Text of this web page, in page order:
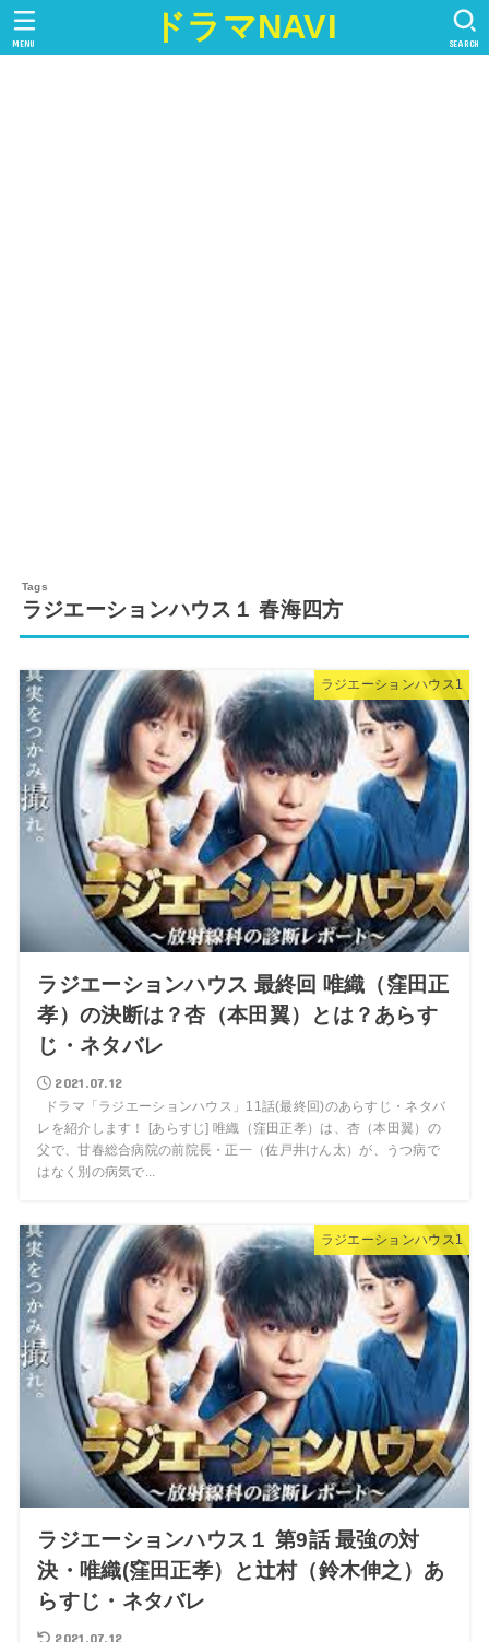
ドラマNAVI SEARCH
MENU
ラジエーションハウス１ 春海四方
ラジエーションハウス1
ラジエーションハウス 最終回 唯織（窪田正
孝）の決断は？杏（本田翼）とは？あらす
じ・ネタバレ
2021.07.12
ドラマ「ラジエーションハウス」11話(最終回)のあらすじ・ネタバ
レを紹介します！ [あらすじ] 唯織（窪田正孝）は、杏（本田翼）の
父で、甘春総合病院の前院長・正一（佐戸井けん太）が、うつ病で
はなく別の病気で...
ラジエーションハウス1
ラジエーションハウス１ 第9話 最強の対
決・唯織(窪田正孝）と辻村（鈴木伸之）あ
らすじ・ネタバレ
2021.07.12